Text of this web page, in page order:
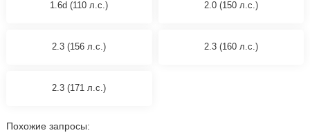
1.6d (110 л.с.) 2.0 (150 л.с.)
2.3 (156 л.с.) 2.3 (160 л.с.)
2.3 (171 л.с.)
Похожие запросы: